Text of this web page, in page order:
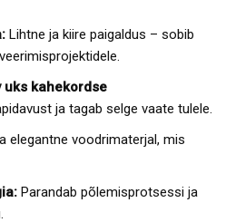
Lihtne ja kiire paigaldus – sobib
uks kahekordse
ja tagab selge vaate tulele.
elegantne voodrimaterjal, mis
Parandab põlemisprotsessi ja